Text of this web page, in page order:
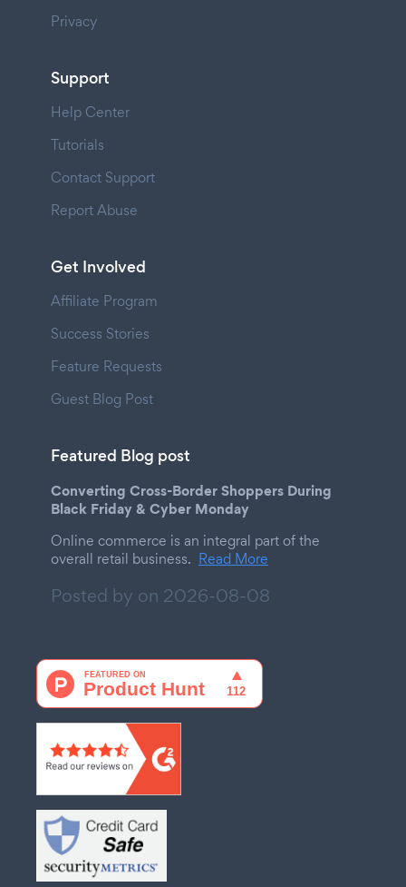
Privacy
Support
Help Center
Tutorials
Contact Support
Report Abuse
Get Involved
Affiliate Program
Success Stories
Feature Requests
Guest Blog Post
Featured Blog post
Converting Cross-Border Shoppers During
Black Friday & Cyber Monday
Online commerce is an integral part of the
overall retail business. Read More
Posted by on 2026-08-08